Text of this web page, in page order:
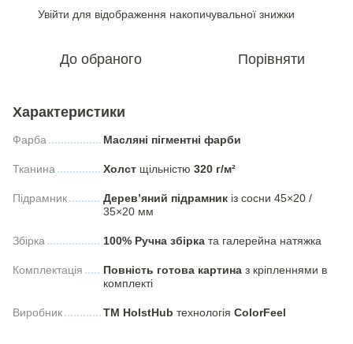
Увійти для відображення накопичувальної знижки
До обраного Порівняти
Характеристики
Фарба Масляні пігментні фарби
Тканина Холст щільністю 320 г/м²
Підрамник Дерев’яний підрамник із сосни 45×20 /
35×20 мм
Збірка 100% Ручна збірка та галерейна натяжка
Комплектація Повність готова картина з кріпленнями в
комплекті
Виробник ТМ HolstHub технологія СolorFeel